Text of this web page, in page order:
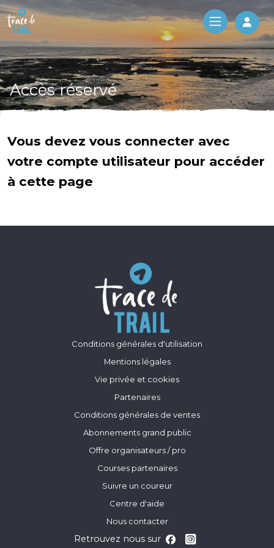
Log
Accès réservé
Vous devez vous connecter avec
votre compte utilisateur pour accéder
à cette page
Conditions générales d'utilisation
Mentions légales
Vie privée et cookies
Partenaires
Conditions générales de ventes
Abonnements grand public
Offre organisateurs / pro
Courses partenaires
Suivre un coureur
Centre d'aide
Nous contacter
Retrouvez nous sur